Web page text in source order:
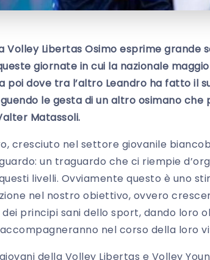
Volley Libertas Osimo esprime
giornate in cui la nazionale
poi dove tra l’altro Leandro ha fatto il
le gesta di un altro osimano
Matassoli.
cresciuto nel settore giovanile
un traguardo che ci riempie
livelli. Ovviamente questo è uno
nel nostro obiettivo, ovvero
dei principi sani dello sport, dando
nel corso della loro
della Volley Libertas e Volley